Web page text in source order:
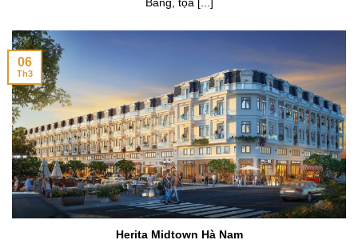
Băng, tọa [...]
Herita Midtown Hà Nam
06
Th3